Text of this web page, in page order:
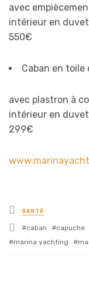
avec
intérieur en duvet
550€
Caban en toile
avec plastron à
intérieur en duvet
299€
Posted
in
SANTÉ
Tagged
with
caban capuche
marina yachting